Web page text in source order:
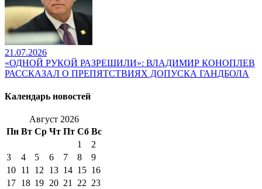
21.07.2026
«ОДНОЙ РУКОЙ РАЗРЕШИЛИ»: ВЛАДИМИР КОНОПЛЕВ
РАССКАЗАЛ О ПРЕПЯТСТВИЯХ ДОПУСКА ГАНДБОЛА
Календарь новостей
Август 2026
Пн Вт Ср Чт Пт Сб Вс
1
2
3
4 5 6 7 8
9
10 11 12 13 14 15 16
17 18 19 20 21 22 23